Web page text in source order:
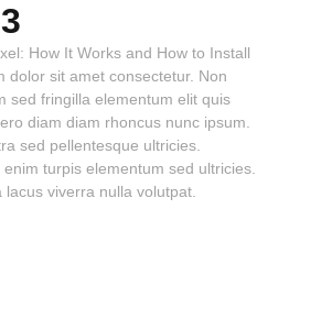
How It Works and How to Install
dolor sit amet consectetur. Non
sed fringilla elementum elit quis
diam diam rhoncus nunc ipsum.
sed pellentesque ultricies.
enim turpis elementum sed ultricies.
lacus viverra nulla volutpat.